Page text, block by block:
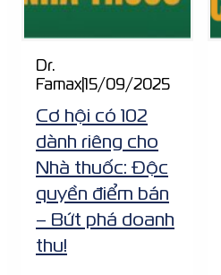
Dr.
Famax|15/09/2025
Cơ hội có 102
dành riêng cho
Nhà thuốc: Độc
quyền điểm bán
– Bứt phá doanh
thu!